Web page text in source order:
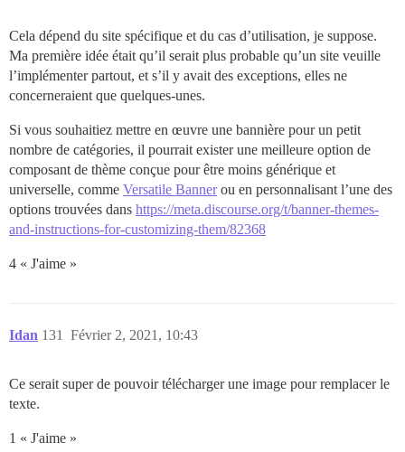
Cela dépend du site spécifique et du cas d’utilisation, je suppose.
Ma première idée était qu’il serait plus probable qu’un site veuille
l’implémenter partout, et s’il y avait des exceptions, elles ne
concerneraient que quelques-unes.
Si vous souhaitiez mettre en œuvre une bannière pour un petit
nombre de catégories, il pourrait exister une meilleure option de
composant de thème conçue pour être moins générique et
universelle, comme Versatile Bannerou en personnalisant l’une des
options trouvées dans https://meta.discourse.org/t/banner-themes-
and-instructions-for-customizing-them/82368
4 « J'aime »
Idan Février 2, 2021, 10:43
131
Ce serait super de pouvoir télécharger une image pour remplacer le
texte.
1 « J'aime »